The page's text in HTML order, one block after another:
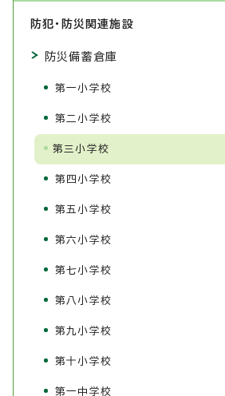
防犯・防災関連施設
防災備蓄倉庫
第一小学校
第二小学校
第三小学校
第四小学校
第五小学校
第六小学校
第七小学校
第八小学校
第九小学校
第十小学校
第一中学校